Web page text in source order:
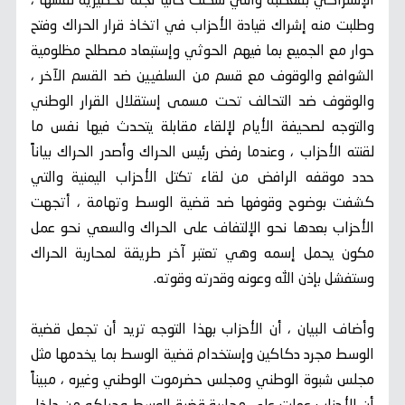
وطلبت منه إشراك قيادة الأحزاب في اتخاذ قرار الحراك وفتح
حوار مع الجميع بما فيهم الحوثي وإستبعاد مصطلح مظلومية
الشوافع والوقوف مع قسم من السلفيين ضد القسم الآخر ،
والوقوف ضد التحالف تحت مسمى إستقلال القرار الوطني
والتوجه لصحيفة الأيام لإلقاء مقابلة يتحدث فيها نفس ما
لقنته الأحزاب ، وعندما رفض رئيس الحراك وأصدر الحراك بياناً
حدد موقفه الرافض من لقاء تكتل الأحزاب اليمنية والتي
كشفت بوضوح وقوفها ضد قضية الوسط وتهامة ، أتجهت
الأحزاب بعدها نحو الإلتفاف على الحراك والسعي نحو عمل
مكون يحمل إسمه وهي تعتبر آخر طريقة لمحاربة الحراك
وستفشل بإذن الله وعونه وقدرته وقوته.
وأضاف البيان ، أن الأحزاب بهذا التوجه تريد أن تجعل قضية
الوسط مجرد دكاكين وإستخدام قضية الوسط بما يخدمها مثل
مجلس شبوة الوطني ومجلس حضرموت الوطني وغيره ، مبيناً